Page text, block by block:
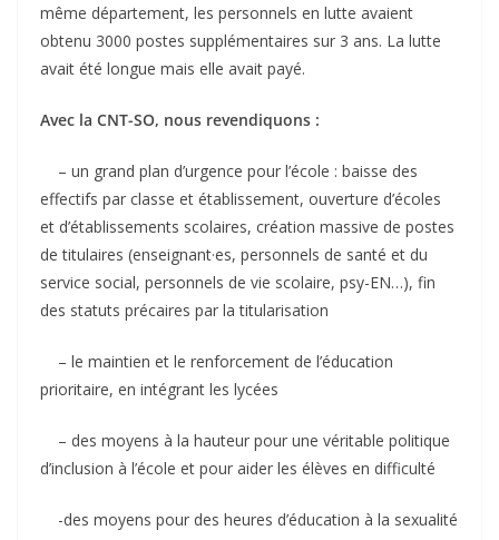
même département, les personnels en lutte avaient
obtenu 3000 postes supplémentaires sur 3 ans. La lutte
avait été longue mais elle avait payé.
Avec la CNT-SO, nous revendiquons :
– un grand plan d’urgence pour l’école : baisse des
effectifs par classe et établissement, ouverture d’écoles
et d’établissements scolaires, création massive de postes
de titulaires (enseignant·es, personnels de santé et du
service social, personnels de vie scolaire, psy-EN…), fin
des statuts précaires par la titularisation
– le maintien et le renforcement de l’éducation
prioritaire, en intégrant les lycées
– des moyens à la hauteur pour une véritable politique
d’inclusion à l’école et pour aider les élèves en difficulté
-des moyens pour des heures d’éducation à la sexualité